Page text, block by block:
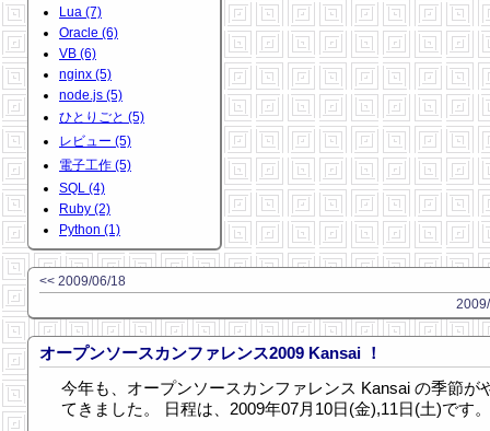
Lua (7)
Oracle (6)
VB (6)
nginx (5)
node.js (5)
ひとりごと (5)
レビュー (5)
電子工作 (5)
SQL (4)
Ruby (2)
Python (1)
<< 2009/06/18
オープンソースカンファレンス2009 Kansai ！
今年も、オープンソースカンファレンス Kansai の季節が
てきました。 日程は、2009年07月10日(金),11日(土)です。